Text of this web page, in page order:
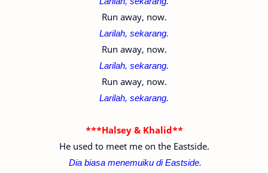
Run away, now.
Larilah, sekarang.
Run away, now.
Larilah, sekarang.
Run away, now.
Larilah, sekarang.
***Halsey & Khalid**
He used to meet me on the Eastside.
Dia biasa menemuiku diEastside.